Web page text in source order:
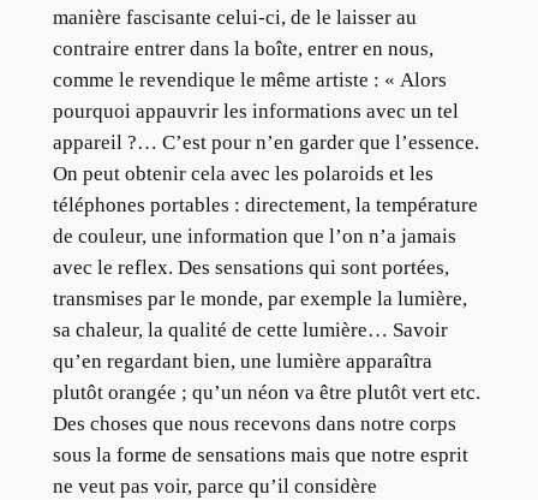
manière fascisante celui-ci, de le laisser au
contraire entrer dans la boîte, entrer en nous,
comme le revendique le même artiste : « Alors
pourquoi appauvrir les informations avec un tel
appareil ?… C’est pour n’en garder que l’essence.
On peut obtenir cela avec les polaroids et les
téléphones portables : directement, la température
de couleur, une information que l’on n’a jamais
avec le reflex. Des sensations qui sont portées,
transmises par le monde, par exemple la lumière,
sa chaleur, la qualité de cette lumière… Savoir
qu’en regardant bien, une lumière apparaîtra
plutôt orangée ; qu’un néon va être plutôt vert etc.
Des choses que nous recevons dans notre corps
sous la forme de sensations mais que notre esprit
ne veut pas voir, parce qu’il considère